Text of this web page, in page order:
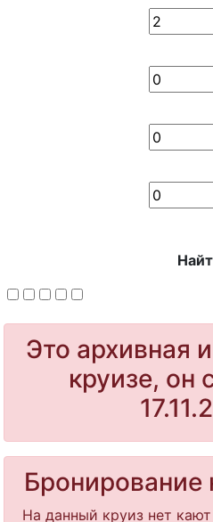
Это архивная
круизе, он
На данный круиз нет